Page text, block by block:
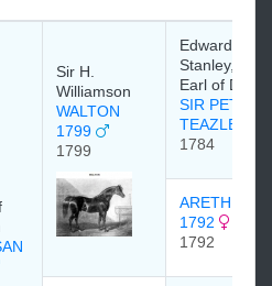
Sir H.
Williamson
WALTON
1799
1799
Edward
Stanley, 12th
Earl of Derby
SIR PETER
TEAZLE
1784
ARETHUSA
1792
1792